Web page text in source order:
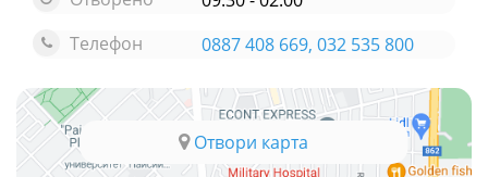
Телефон
0887 408 669, 032 535 800
Отвори карта